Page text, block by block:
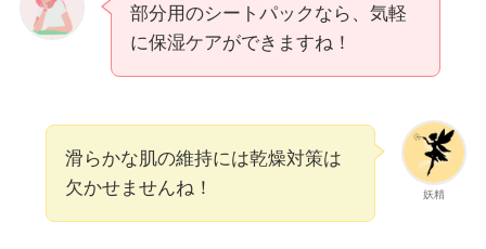
部分用のシートパックなら、気軽
に保湿ケアができますね！
妖精
滑らかな肌の維持には乾燥対策は
欠かせませんね！